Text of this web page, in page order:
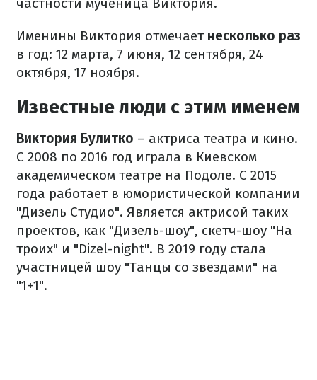
Именины Виктория отмечаетнесколько раз
в год: 12 марта, 7 июня, 12 сентября, 24
октября, 17 ноября.
Известные люди с этим именем
Виктория Булитко – актриса театра и кино.
С 2008 по 2016 год играла в Киевском
академическом театре на Подоле. С 2015
года работает в юмористической компании
"Дизель Студио". Является актрисой таких
проектов, как "Дизель-шоу", скетч-шоу "На
троих" и "Dizel-night". В 2019 году стала
участницей шоу "Танцы со звездами" на
"1+1".